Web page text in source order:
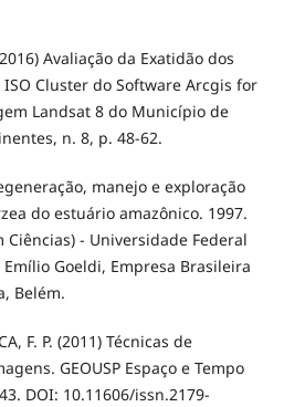
Avaliação da Exatidão dos
ISO Cluster do Software Arcgis for
Landsat 8 do Município de
n. 8, p. 48-62.
manejo e exploração
do estuário amazônico. 1997.
Ciências) - Universidade Federal
Goeldi, Empresa Brasileira
Belém.
F. P. (2011) Técnicas de
GEOUSP Espaço e Tempo
DOI: 10.11606/issn.2179-